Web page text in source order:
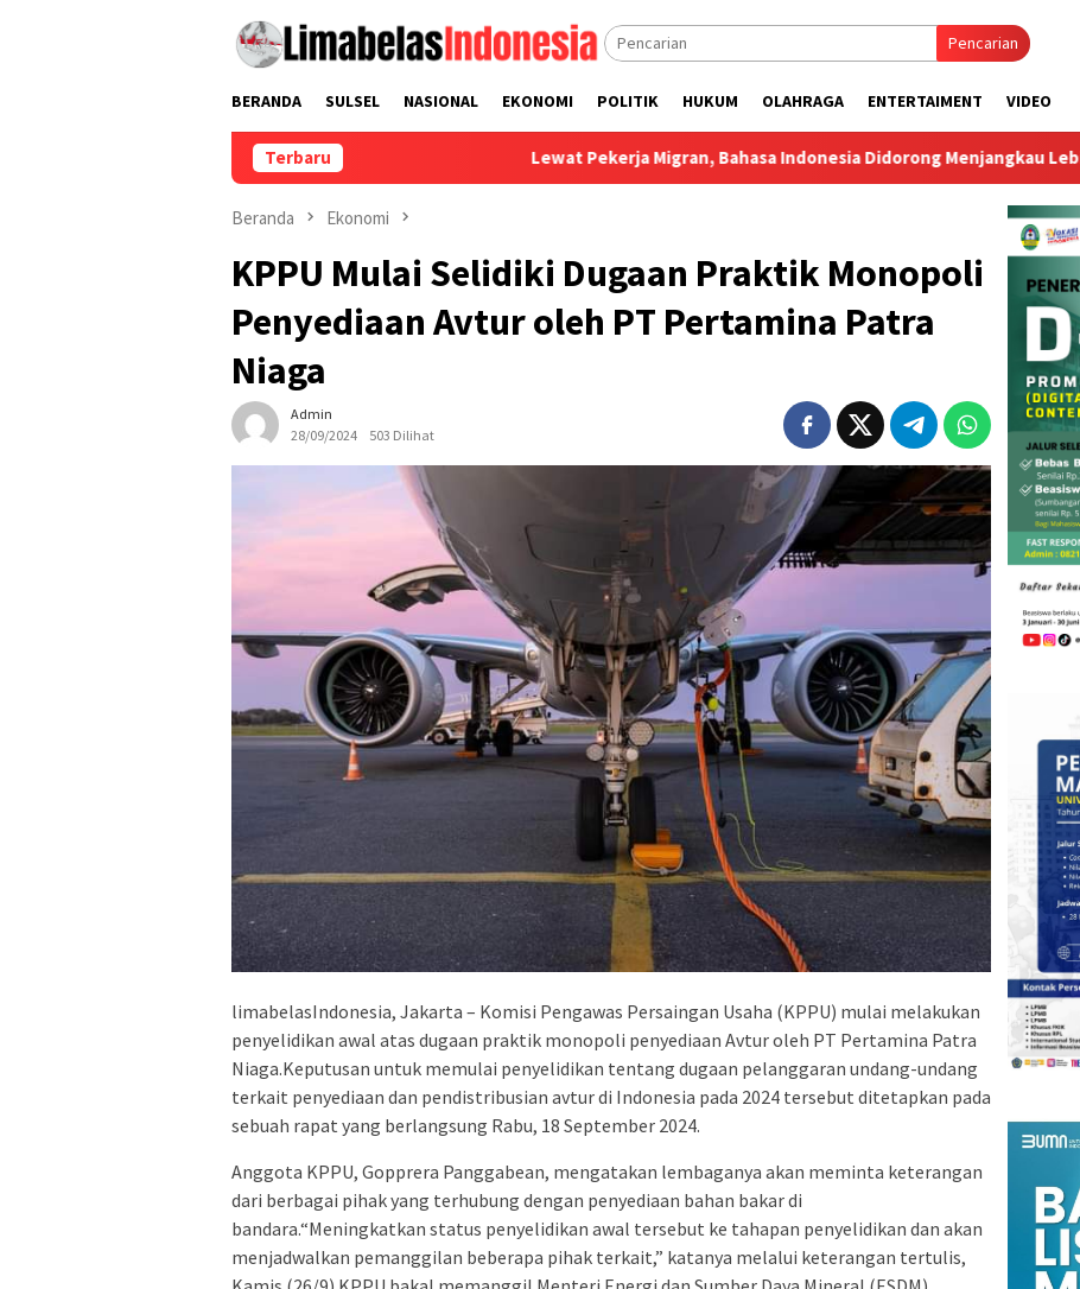
Pencarian
BERANDA SULSEL NASIONAL EKONOMI POLITIK HUKUM OLAHRAGA ENTERTAIMENT VIDEO
Terbaru Lewat Pekerja Migran, Bahasa Indonesia Didorong Menjangkau Lebih Banyak Negara
Beranda Ekonomi
KPPU Mulai Selidiki Dugaan Praktik Monopoli
Penyediaan Avtur oleh PT Pertamina Patra
Niaga
Admin
28/09/2024
503 Dilihat
limabelasIndonesia, Jakarta – Komisi Pengawas Persaingan Usaha (KPPU) mulai melakukan
penyelidikan awal atas dugaan praktik monopoli penyediaan Avtur oleh PT Pertamina Patra
Niaga.Keputusan untuk memulai penyelidikan tentang dugaan pelanggaran undang-undang
terkait penyediaan dan pendistribusian avtur di Indonesia pada 2024 tersebut ditetapkan pada
sebuah rapat yang berlangsung Rabu, 18 September 2024.
Anggota KPPU, Gopprera Panggabean, mengatakan lembaganya akan meminta keterangan
dari berbagai pihak yang terhubung dengan penyediaan bahan bakar di
bandara.“Meningkatkan status penyelidikan awal tersebut ke tahapan penyelidikan dan akan
menjadwalkan pemanggilan beberapa pihak terkait,” katanya melalui keterangan tertulis,